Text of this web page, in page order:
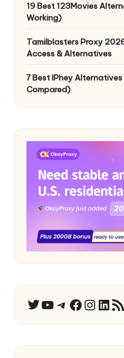
19 Best 123Movies
Working)
Tamilblasters Proxy
Access & Alternatives
7 Best IPhey
Compared)
Twitter
YouTube
Telegramm